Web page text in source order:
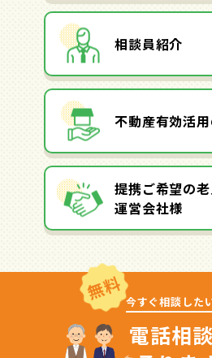
相談員紹介
不動産有効活
提携ご希望の
運営会社様
無料 今すぐ相談した
電話相